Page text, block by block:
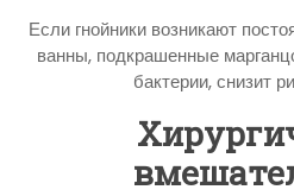
Если гнойники возникают
ванны, подкрашенные
бактерии, снизит